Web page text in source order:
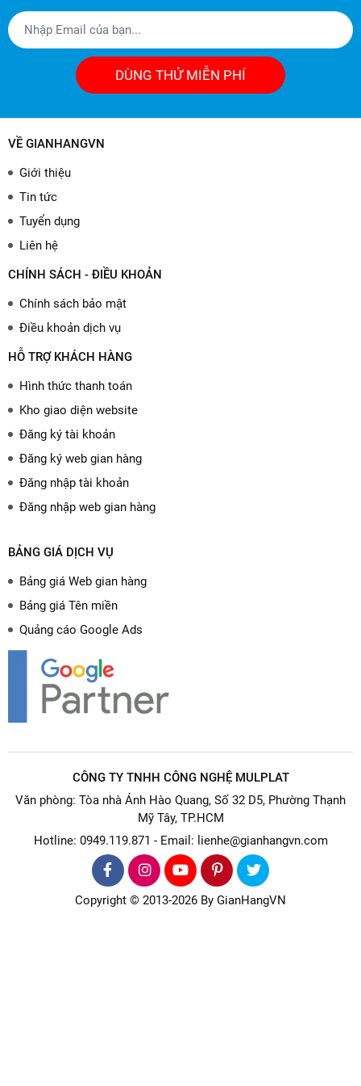
DÙNG THỬ MIỄN PHÍ
VỀ GIANHANGVN
Giới thiệu
Tin tức
Tuyển dụng
Liên hệ
CHÍNH SÁCH - ĐIỀU KHOẢN
Chính sách bảo mật
Điều khoản dịch vụ
HỖ TRỢ KHÁCH HÀNG
Hình thức thanh toán
Kho giao diện website
Đăng ký tài khoản
Đăng ký web gian hàng
Đăng nhập tài khoản
Đăng nhập web gian hàng
BẢNG GIÁ DỊCH VỤ
Bảng giá Web gian hàng
Bảng giá Tên miền
Quảng cáo Google Ads
CÔNG TY TNHH CÔNG NGHỆ MULPLAT
Văn phòng: Tòa nhà Ánh Hào Quang, Số 32 D5, Phường Thạnh
Mỹ Tây, TP.HCM
Hotline: 0949.119.871 - Email: lienhe@gianhangvn.com
Copyright © 2013-2026 By GianHangVN